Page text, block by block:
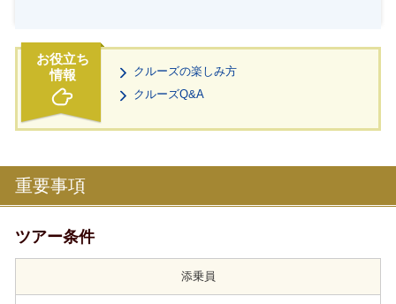
クルーズの楽しみ方
クルーズQ&A
重要事項
ツアー条件
添乗員